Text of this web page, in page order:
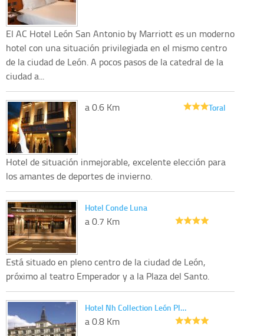
El AC Hotel León San Antonio by Marriott es un moderno
hotel con una situación privilegiada en el mismo centro
de la ciudad de León. A pocos pasos de la catedral de la
ciudad a...
Toral
a 0.6 Km
Hotel de situación inmejorable, excelente elección para
los amantes de deportes de invierno.
Hotel Conde Luna
a 0.7 Km
Está situado en pleno centro de la ciudad de León,
próximo al teatro Emperador y a la Plaza del Santo.
Hotel Nh Collection León Pl…
a 0.8 Km